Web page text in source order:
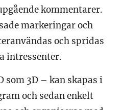
kommentarer.
markeringar och
och spridas
intressenter.
som 3D – kan skapas i
och sedan enkelt